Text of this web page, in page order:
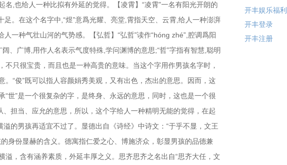
名,也给人一种比拟有外延的觉得。【凌霄】“凌霄”一名有阳光开朗的
。在这个名字中,“煜”意爲光耀、亮堂,霄指天空、云霄,给人一种澎湃
一种气壮山河的气势感。【弘哲】“弘哲”读作“hóng zhé”,腔调爲阳
、广博,用作人名表示气度特殊,学问渊博的意思;“哲”字指有智慧,聪明
只很宝贵，而且也是一种高贵的意味。当这个字用作男孩名字时，
“俊”既可以指人容颜娟秀美观，又有出色，杰出的意思。因而，这
世”是一个很复杂的字，是终身、永远的意思，同时，这也是一个很
担当、应允的意思，所以，这个字给人一种精明无能的觉得，在起
的男孩再适宜不过了。显德出自《诗经》中诗文：“于乎不显，文王
身份显赫的含义。德寓指仁爱之心、博施济众，彰显男孩的品德兼
，含有涵养素质，外延丰厚之义。思齐思齐之名出自“思齐大任，文
开丰娱乐福利
开丰登录
开丰注册